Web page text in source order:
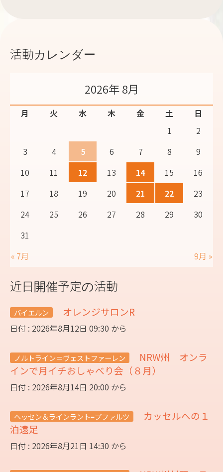
活動カレンダー
2026年 8月
月 火 水 木 金 土
日
1
2
3
4 5 6 7 8
9
10
11 12 13 14 15
16
17
18 19 20 21 22
23
24
25 26 27 28 29
30
31
« 7月
9月 »
近日開催予定の活動
バイエルン オレンジサロンR
日付 : 2026年8月12日 09:30 から
ノルトライン＝ヴェストファーレン
NRW州 オンラ
インで月イチおしゃべり会（８月）
日付 : 2026年8月14日 20:00 から
ヘッセン＆ラインラント=プファルツ
カッセルへの１
泊遠足
日付 : 2026年8月21日 14:30 から